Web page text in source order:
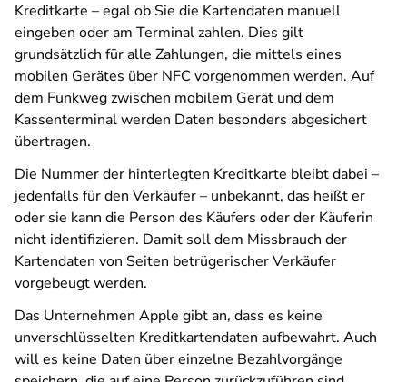
Kreditkarte – egal ob Sie die Kartendaten manuell
eingeben oder am Terminal zahlen. Dies gilt
grundsätzlich für alle Zahlungen, die mittels eines
mobilen Gerätes über NFC vorgenommen werden. Auf
dem Funkweg zwischen mobilem Gerät und dem
Kassenterminal werden Daten besonders abgesichert
übertragen.
Die Nummer der hinterlegten Kreditkarte bleibt dabei –
jedenfalls für den Verkäufer – unbekannt, das heißt er
oder sie kann die Person des Käufers oder der Käuferin
nicht identifizieren. Damit soll dem Missbrauch der
Kartendaten von Seiten betrügerischer Verkäufer
vorgebeugt werden.
Das Unternehmen Apple gibt an, dass es keine
unverschlüsselten Kreditkartendaten aufbewahrt. Auch
will es keine Daten über einzelne Bezahlvorgänge